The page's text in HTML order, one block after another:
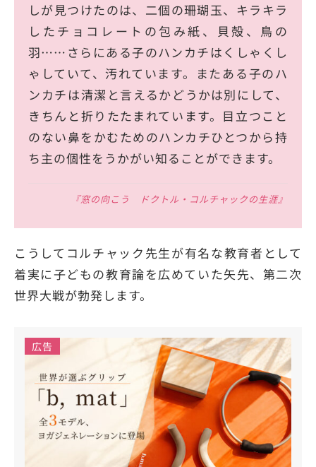
しが見つけたのは、二個の珊瑚玉、キラキラ
したチョコレートの包み紙、貝殻、鳥の
羽……さらにある子のハンカチはくしゃくし
ゃしていて、汚れています。またある子のハ
ンカチは清潔と言えるかどうかは別にして、
きちんと折りたたまれています。目立つこと
のない鼻をかむためのハンカチひとつから持
ち主の個性をうかがい知ることができます。
『窓の向こう ドクトル・コルチャックの生涯』
こうしてコルチャック先生が有名な教育者として
着実に子どもの教育論を広めていた矢先、第二次
世界大戦が勃発します。
広告